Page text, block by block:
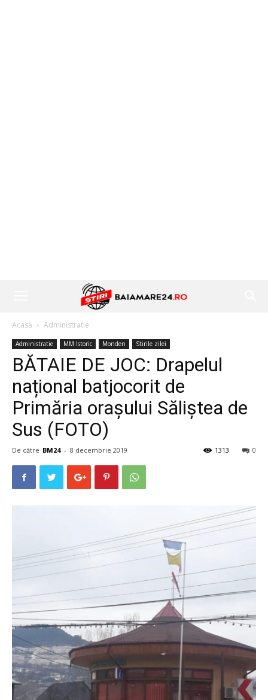
Acasă Administratie
Administratie MM Istoric Monden Stirile zilei
BĂTAIE DE JOC: Drapelul
național batjocorit de
Primăria orașului Săliștea de
Sus (FOTO)
De către BM24 - 8 decembrie 2019 0
1313